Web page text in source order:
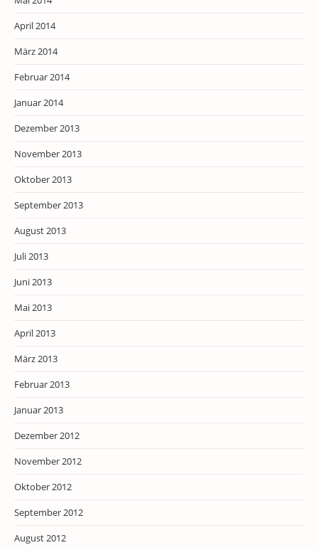
April 2014
März 2014
Februar 2014
Januar 2014
Dezember 2013
November 2013
Oktober 2013
September 2013
August 2013
Juli 2013
Juni 2013
Mai 2013
April 2013
März 2013
Februar 2013
Januar 2013
Dezember 2012
November 2012
Oktober 2012
September 2012
August 2012